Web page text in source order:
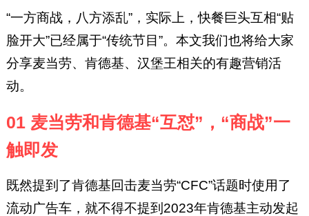
“一方商战，八方添乱”，实际上，快餐巨头互相“贴
脸开大”已经属于“传统节目”。本文我们也将给大家
分享麦当劳、肯德基、汉堡王相关的有趣营销活
动。
01 麦当劳和肯德基“互怼”，“商战”一
触即发
既然提到了肯德基回击麦当劳“CFC”话题时使用了
流动广告车，就不得不提到2023年肯德基主动发起